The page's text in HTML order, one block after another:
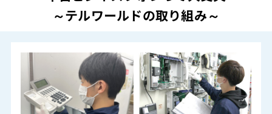
～テルワールドの取り組み～